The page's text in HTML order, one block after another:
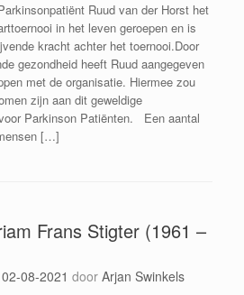
Ruud van der Horst het
in het leven geroepen en is
kracht achter het toernooi.Door
gezondheid heeft Ruud aangegeven
met de organisatie. Hiermee zou
zijn aan dit geweldige
Parkinson Patiënten. Een aantal
[…]
Frans Stigter (1961 –
02-08-2021 door Arjan Swinkels